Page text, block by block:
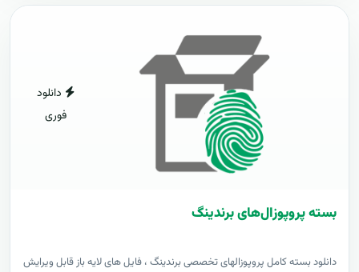
دانلود
فوری
بسته پروپوزال‌های برندینگ
دانلود بسته کامل پروپوزالهای تخصصی برندینگ ، فایل های لایه باز قابل ویرایش